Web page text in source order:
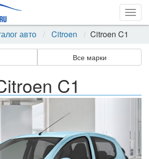
авто Citroen Citroen C1
Все марки
C1